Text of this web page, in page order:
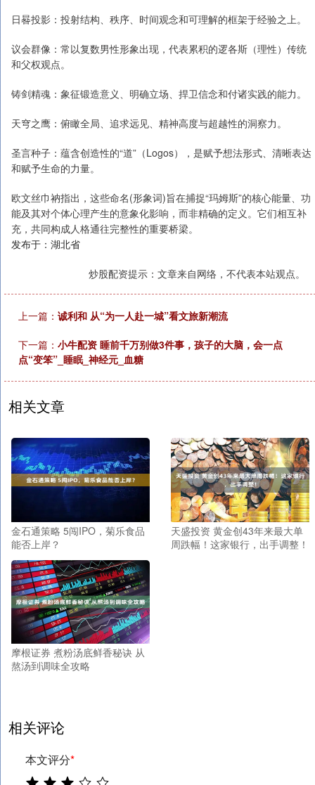
日晷投影：投射结构、秩序、时间观念和可理解的框架于经验之上。
议会群像：常以复数男性形象出现，代表累积的逻各斯（理性）传统
和父权观点。
铸剑精魂：象征锻造意义、明确立场、捍卫信念和付诸实践的能力。
天穹之鹰：俯瞰全局、追求远见、精神高度与超越性的洞察力。
圣言种子：蕴含创造性的“道”（Logos），是赋予想法形式、清晰表达
和赋予生命的力量。
欧文丝巾衲指出，这些命名(形象词)旨在捕捉“玛姆斯”的核心能量、功
能及其对个体心理产生的意象化影响，而非精确的定义。它们相互补
充，共同构成人格通往完整性的重要桥梁。
发布于：湖北省
炒股配资提示：文章来自网络，不代表本站观点。
上一篇： 诚利和 从“为一人赴一城”看文旅新潮流
下一篇： 小牛配资 睡前千万别做3件事，孩子的大脑，会一点
点“变笨”_睡眠_神经元_血糖
相关文章
金石通策略 5闯IPO，菊乐食品
能否上岸？
天盛投资 黄金创43年来最大单
周跌幅！这家银行，出手调整！
摩根证券 煮粉汤底鲜香秘诀 从
熬汤到调味全攻略
相关评论
本文评分*